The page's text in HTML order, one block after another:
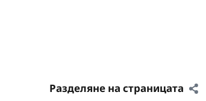
Разделяне на страницата